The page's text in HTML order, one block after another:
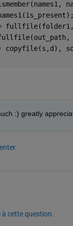
= fullfile(folder1,
copyfile(s,d),
:) greatly
à cette question.